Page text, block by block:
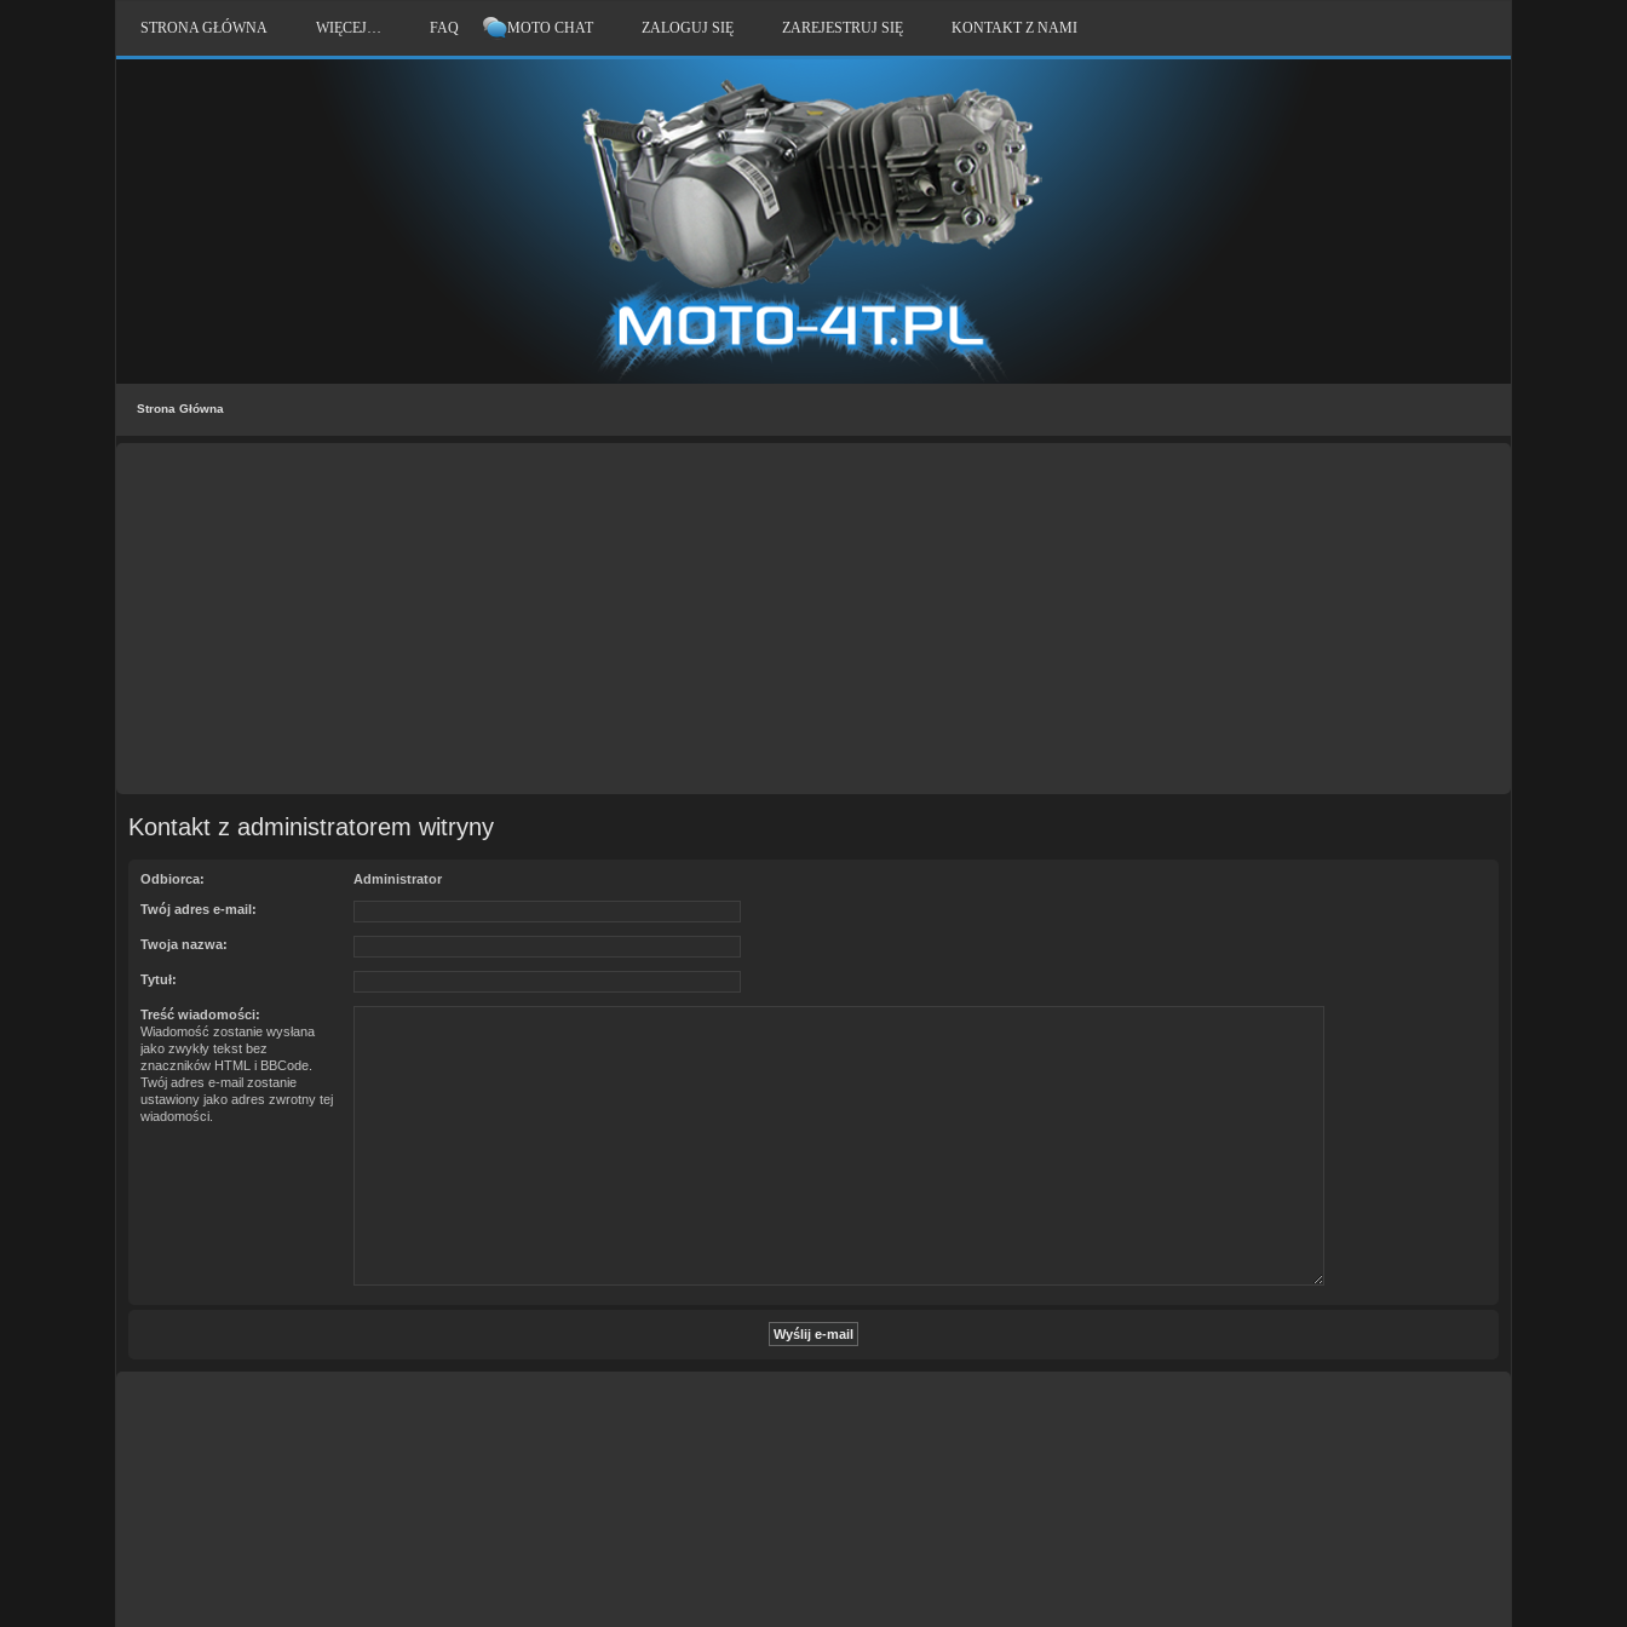
STRONA GŁÓWNA WIĘCEJ… FAQ MOTO CHAT ZALOGUJ SIĘ ZAREJESTRUJ SIĘ KONTAKT Z NAMI
Strona Główna
Kontakt z administratorem witryny
Odbiorca: Administrator
Twój adres e-mail:
Twoja nazwa:
Tytuł:
Treść wiadomości:
Wiadomość zostanie wysłana
jako zwykły tekst bez
znaczników HTML i BBCode.
Twój adres e-mail zostanie
ustawiony jako adres zwrotny tej
wiadomości.